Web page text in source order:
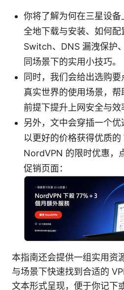
你将了解为何在三星设
全地下载与安装、如何
Switch、DNS 漏洩保护
同场景下的实用小技巧。
同时，我们会给出选购
真实世界的使用场景，
前提下提升上网安全与效
另外，文中会穿插一个
以更好的价格获得优质
NordVPN 的限时优惠，
促销页面：
本指南还会提供一组实用资
与场景下快速找到合适的
文本形式呈现，便于你记下